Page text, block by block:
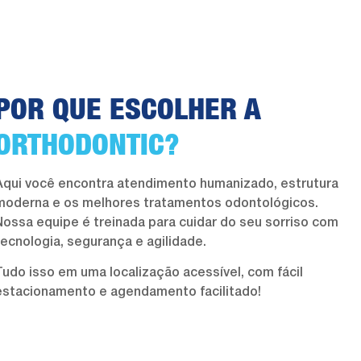
QUE ESCOLHER A
você encontra atendimento humanizado, estrutura
e os melhores tratamentos odontológicos.
equipe é treinada para cuidar do seu sorriso com
segurança e agilidade.
isso em uma localização acessível, com fácil
e agendamento facilitado!